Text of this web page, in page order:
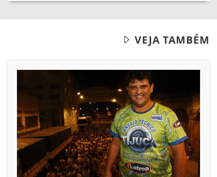
VEJA TAMBÉM